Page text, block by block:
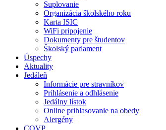
Suplovanie
Organizácia školského roku
Karta ISIC
WiFi pripojenie
Dokumenty pre študentov
Školský parlament
Úspechy
Aktuality
Jedáleň
Informácie pre stravníkov
Prihlásenie a odhlásenie
Jedálny lístok
Online prihlasovanie na obedy
Alergény
COVP